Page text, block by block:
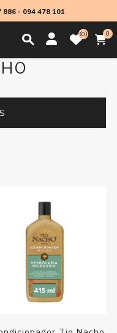
886- 094 478 101
0 0